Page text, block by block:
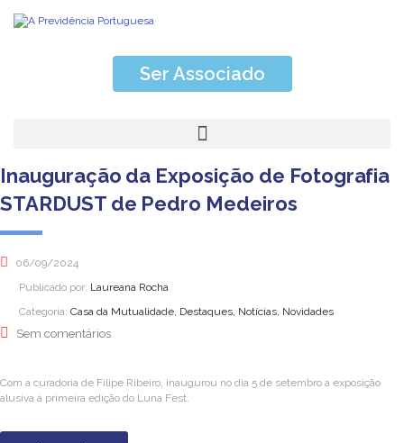
Ser Associado
Inauguração da Exposição de Fotografia
STARDUST de Pedro Medeiros
06/09/2024
Publicado por: Laureana Rocha
Categoria: Casa da Mutualidade, Destaques, Notícias, Novidades
Sem comentários
Com a curadoria de Filipe Ribeiro, inaugurou no dia 5 de setembro a exposição
alusiva à primeira edição do Luna Fest.